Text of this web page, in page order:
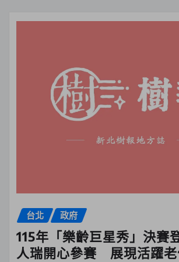
台北 政府
115年「樂齡巨星秀」決
人瑞開心參賽 展現活躍老